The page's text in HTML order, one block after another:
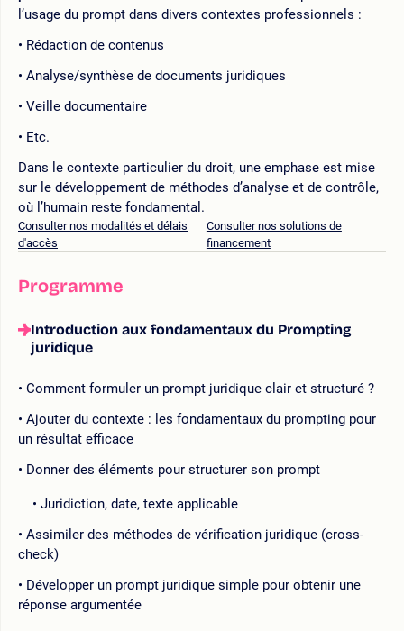
l’usage du prompt dans divers contextes professionnels :
Rédaction de contenus
Analyse/synthèse de documents juridiques
Veille documentaire
Etc.
Dans le contexte particulier du droit, une emphase est mise
sur le développement de méthodes d’analyse et de contrôle,
où l’humain reste fondamental.
Consulter nos modalités et délais
d'accès
Consulter nos solutions de
financement
Programme
Introduction aux fondamentaux du Prompting
juridique
Comment formuler un prompt juridique clair et structuré ?
Ajouter du contexte : les fondamentaux du prompting pour
un résultat efficace
Donner des éléments pour structurer son prompt
Juridiction, date, texte applicable
Assimiler des méthodes de vérification juridique (cross-
check)
Développer un prompt juridique simple pour obtenir une
réponse argumentée